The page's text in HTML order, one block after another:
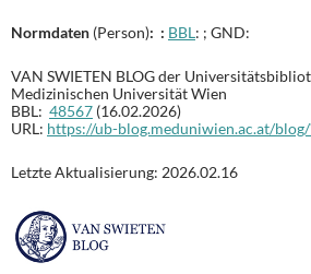
Normdaten (Person): : BBL: ; GND:
VAN SWIETEN BLOG der
Medizinischen Universität Wien
BBL: 48567 (16.02.2026)
URL: https://ub-blog.meduniwien.ac.at/
Letzte Aktualisierung: 2026.02.16